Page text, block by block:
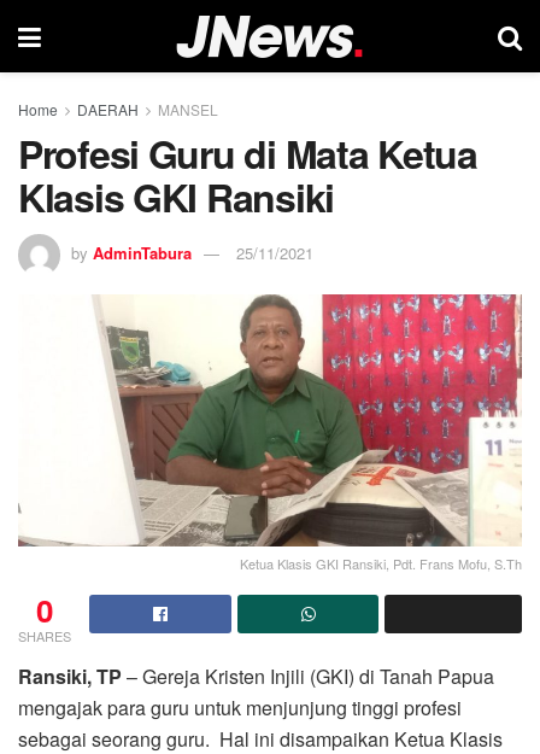
Home DAERAH MANSEL
Profesi Guru di Mata Ketua
Klasis GKI Ransiki
by AdminTabura 25/11/2021
Ketua Klasis GKI Ransiki, Pdt. Frans Mofu, S.Th
0
SHARES
Ransiki, TP – Gereja Kristen Injili (GKI) di Tanah Papua
mengajak para guru untuk menjunjung tinggi profesi
sebagai seorang guru. Hal ini disampaikan Ketua Klasis